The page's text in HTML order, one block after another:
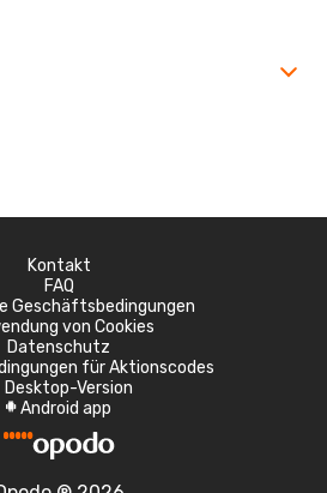
Kontakt
FAQ
Geschäftsbedingungen
von Cookies
Datenschutz
für Aktionscodes
Desktop-Version
A Android app